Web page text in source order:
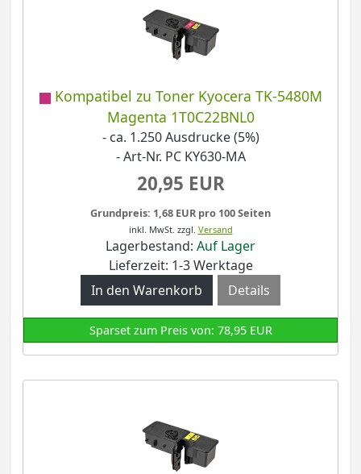
Kompatibel zu Toner Kyocera TK-5480M
Magenta 1T0C22BNL0
- ca. 1.250 Ausdrucke (5%)
- Art-Nr. PC KY630-MA
20,95 EUR
Grundpreis: 1,68 EUR pro 100 Seiten
inkl. MwSt. zzgl. Versand
Lagerbestand: Auf Lager
Lieferzeit: 1-3 Werktage
Details
Sparset zum Preis von: 78,95 EUR